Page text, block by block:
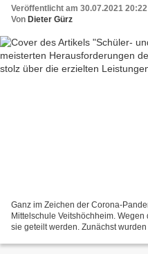
Veröffentlicht am 30.07.2021 20:22
Von Dieter Gürz
Ganz im Zeichen der Corona-
Mittelschule Veitshöchheim.
sie geteilt werden. Zunächst